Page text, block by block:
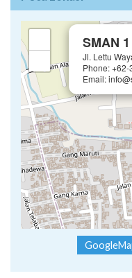
SMAN
Jl. Lettu
Phone:
Email: